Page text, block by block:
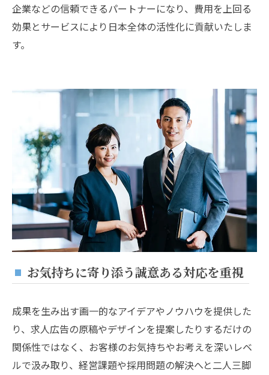
企業などの信頼できるパートナーになり、費用を上回る
効果とサービスにより日本全体の活性化に貢献いたしま
す。
お気持ちに寄り添う誠意ある対応を重視
成果を生み出す画一的なアイデアやノウハウを提供した
り、求人広告の原稿やデザインを提案したりするだけの
関係性ではなく、お客様のお気持ちやお考えを深いレベ
ルで汲み取り、経営課題や採用問題の解決へと二人三脚